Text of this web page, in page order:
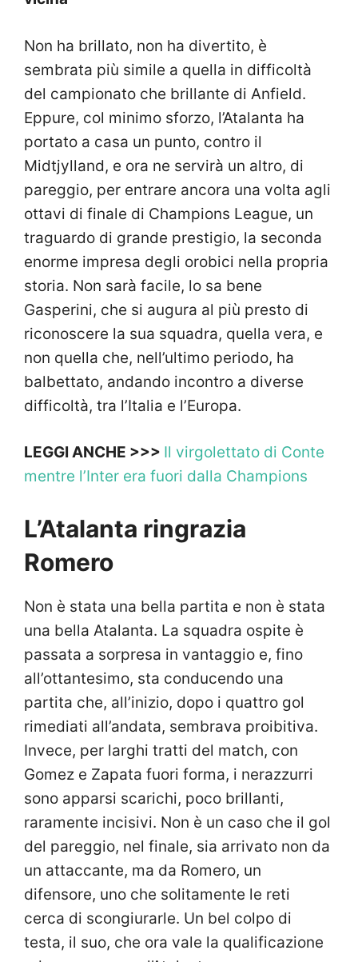
Non ha brillato, non ha divertito, è
sembrata più simile a quella in difficoltà
del campionato che brillante di Anfield.
Eppure, col minimo sforzo, l’Atalanta ha
portato a casa un punto, contro il
Midtjylland, e ora ne servirà un altro, di
pareggio, per entrare ancora una volta agli
ottavi di finale di Champions League, un
traguardo di grande prestigio, la seconda
enorme impresa degli orobici nella propria
storia. Non sarà facile, lo sa bene
Gasperini, che si augura al più presto di
riconoscere la sua squadra, quella vera, e
non quella che, nell’ultimo periodo, ha
balbettato, andando incontro a diverse
difficoltà, tra l’Italia e l’Europa.
LEGGI ANCHE >>> Il virgolettato di Conte
mentre l’Inter era fuori dalla Champions
L’Atalanta ringrazia
Romero
Non è stata una bella partita e non è stata
una bella Atalanta. La squadra ospite è
passata a sorpresa in vantaggio e, fino
all’ottantesimo, sta conducendo una
partita che, all’inizio, dopo i quattro gol
rimediati all’andata, sembrava proibitiva.
Invece, per larghi tratti del match, con
Gomez e Zapata fuori forma, i nerazzurri
sono apparsi scarichi, poco brillanti,
raramente incisivi. Non è un caso che il gol
del pareggio, nel finale, sia arrivato non da
un attaccante, ma da Romero, un
difensore, uno che solitamente le reti
cerca di scongiurarle. Un bel colpo di
testa, il suo, che ora vale la qualificazione